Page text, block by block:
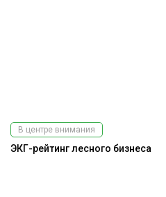
В центре внимания
ЭКГ-рейтинг лесного бизнеса